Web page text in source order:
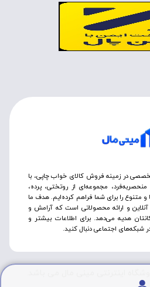
در زمینه فروش کالای خواب چاپی، با
مجموعه‌ای از روتختی‌، پرده،
و متنوع را برای شما فراهم کرده‌ایم. هدف ما
آنلاین و ارائه محصولاتی است که آرامش و
هدیه می‌دهد. برای اطلاعات بیشتر و
شبکه‌های اجتماعی دنبال کنید.
اینترنتی مینی مال می باشد.